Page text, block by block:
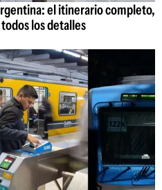
el itinerario completo,
los detalles